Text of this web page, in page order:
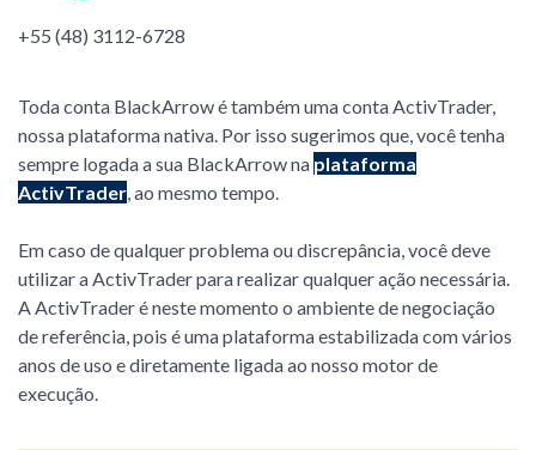
+55 (48) 3112-6728
Toda conta BlackArrow é também uma conta ActivTrader,
nossa plataforma nativa. Por isso sugerimos que, você tenha
sempre logada a sua BlackArrow na plataforma
ActivTrader , ao mesmo tempo.
Em caso de qualquer problema ou discrepância, você deve
utilizar a ActivTrader para realizar qualquer ação necessária.
A ActivTrader é neste momento o ambiente de negociação
de referência, pois é uma plataforma estabilizada com vários
anos de uso e diretamente ligada ao nosso motor de
execução.